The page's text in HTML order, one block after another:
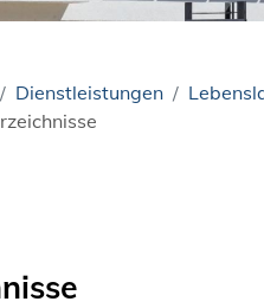
Dienstleistungen